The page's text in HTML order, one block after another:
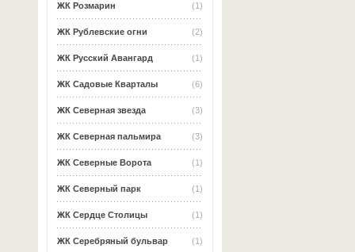
(1)
ЖК Розмарин
(2)
ЖК Рублевские огни
(1)
ЖК Русский Авангард
(6)
ЖК Садовые Кварталы
(3)
ЖК Северная звезда
(3)
ЖК Северная пальмира
(1)
ЖК Северные Ворота
(1)
ЖК Северный парк
(1)
ЖК Сердце Столицы
(1)
ЖК Серебряный бульвар